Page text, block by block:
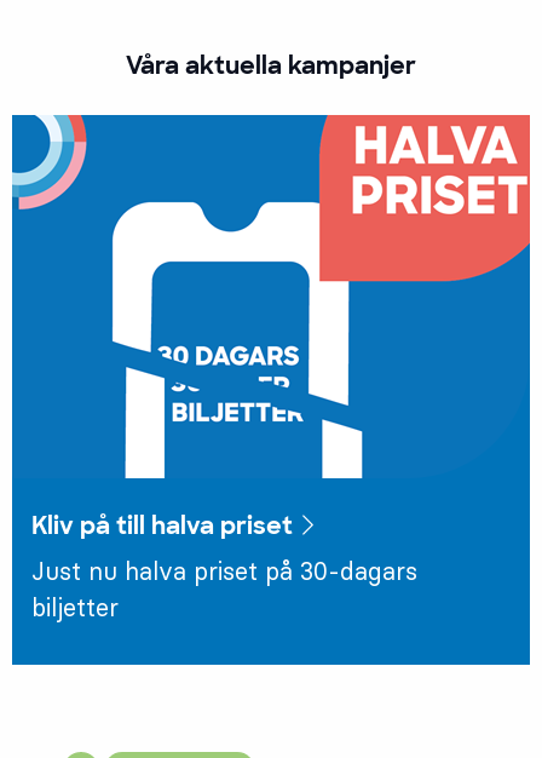
Våra aktuella kampanjer
Kliv på till halva priset
Just nu halva priset på 30-dagars
biljetter